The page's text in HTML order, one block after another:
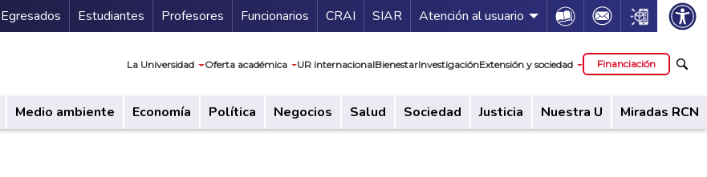
Egresados Estudiantes Profesores Funcionarios Guía de servicios
CRAI SIAR Atención al usuario Icon Icon Icon
La Universidad Oferta académica UR internacionalBienestarInvestigaciónExtensión y sociedad Financiación
Medio ambiente Economía Política Negocios Salud Sociedad Justicia Nuestra U Miradas RCN